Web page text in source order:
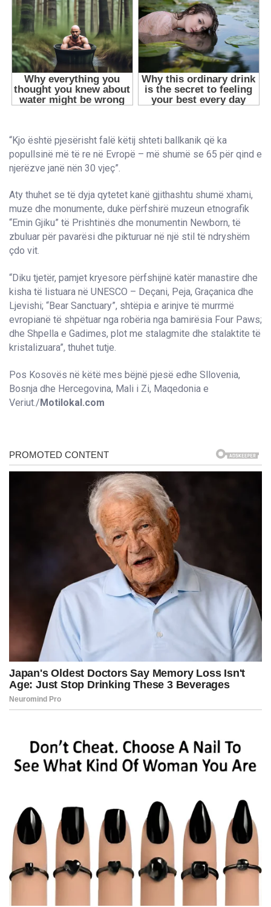
“Kjo është pjesërisht falë këtij shteti ballkanik që ka
popullsinë më të re në Evropë – më shumë se 65 për qind e
njerëzve janë nën 30 vjeç”.
Aty thuhet se të dyja qytetet kanë gjithashtu shumë xhami,
muze dhe monumente, duke përfshirë muzeun etnografik
“Emin Gjiku” të Prishtinës dhe monumentin Newborn, të
zbuluar për pavarësi dhe pikturuar në një stil të ndryshëm
çdo vit.
“Diku tjetër, pamjet kryesore përfshijnë katër manastire dhe
kisha të listuara në UNESCO – Deçani, Peja, Graçanica dhe
Ljevishi; “Bear Sanctuary”, shtëpia e arinjve të murrmë
evropianë të shpëtuar nga robëria nga bamirësia Four Paws;
dhe Shpella e Gadimes, plot me stalagmite dhe stalaktite të
kristalizuara”, thuhet tutje.
Pos Kosovës në këtë mes bëjnë pjesë edhe Sllovenia,
Bosnja dhe Hercegovina, Mali i Zi, Maqedonia e
Veriut./Motilokal.com